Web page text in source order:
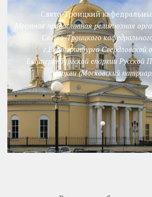
Свято-Троицкий
Местная православная религиозная
Свято-Троицкого
г.Екатеринбурга Свердловской
Екатеринбургской епархии Русской
Церкви (Московский